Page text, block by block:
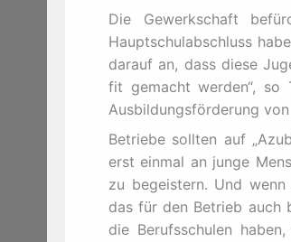
Die Gewerkschaft
Hauptschulabschluss
darauf an, dass diese
fit gemacht werden“, so
Ausbildungsförderung
Betriebe sollten auf
erst einmal an junge
zu begeistern. Und
das für den Betrieb auch
die Berufsschulen